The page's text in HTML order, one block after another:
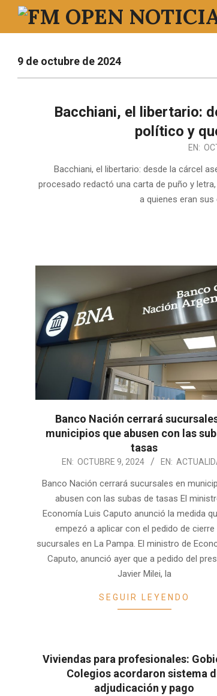
Saltar
contenido
FM
OPEN
NOTICIAS
9 de octubre de 2024
Bacchiani, el libertario:
político y
EN:
Bacchiani, el libertario: desde la cárcel
procesado redactó una carta de puño y
a quienes eran
Banco Nación cerrará
municipios que abusen con las
tasas
EN: OCTUBRE 9, 2024 EN:
Banco Nación cerrará sucursales en
abusen con las subas de tasas El
Economía Luis Caputo anunció la medida
empezó a aplicar con el pedido de cierre
sucursales en La Pampa. El ministro de
Caputo, anunció ayer que a pedido del
Javier Milei, la
SEGUIR LEYENDO
Viviendas para profesionales:
Colegios acordaron sistema
adjudicación y pago